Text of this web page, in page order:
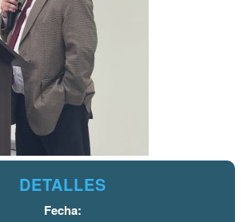
DETALLES
Fecha: